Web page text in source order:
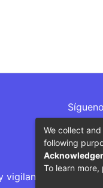
por parte
We collect
following
To learn